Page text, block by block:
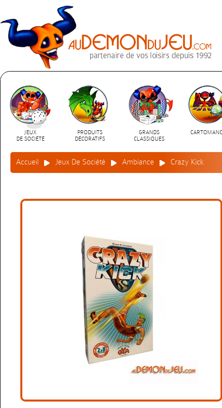
JEUX
DE SOCIÉTÉ
PRODUITS
DÉCORATIFS
GRANDS
CLASSIQUES
Accueil Jeux De Société Ambiance Crazy Kick